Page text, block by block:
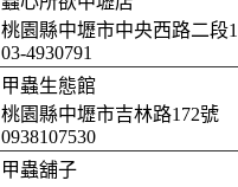
桃園縣中壢市中央西路二段
03-4930791
甲蟲生態館
桃園縣中壢市吉林路172號
0938107530
甲蟲舖子